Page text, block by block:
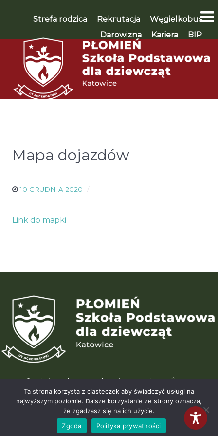
Strefa rodzica Rekrutacja
Węgielkobus
Darowizna
Kariera BIP
WSPIERAM 🡪
Mapa dojazdów
10 GRUDNIA 2020
Link do mapki
© Szkoła Podstawowa dla Dziewcząt PŁOMIEŃ 2026
ul. Karliczka 15 | 40-488 Katowice (Giszowiec) | tel. +48 664 195 196
| info@wegielek.edu.pl
Ta strona korzysta z ciasteczek aby świadczyć usługi na
najwyższym poziomie. Dalsze korzystanie ze strony oznacza,
że zgadzasz się na ich użycie.
Zgoda
Polityka prywatności